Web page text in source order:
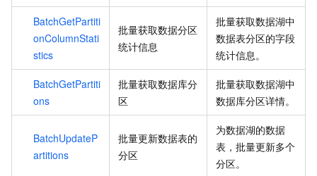
BatchGetPartiti
onColumnStati
stics
批量获取数据分区
统计信息
批量获取数据湖中
数据表分区的字段
统计信息。
BatchGetPartiti
ons
批量获取数据库分
区
批量获取数据湖中
数据库分区详情。
BatchUpdateP
artitions
批量更新数据表的
分区
为数据湖的数据
表，批量更新多个
分区。